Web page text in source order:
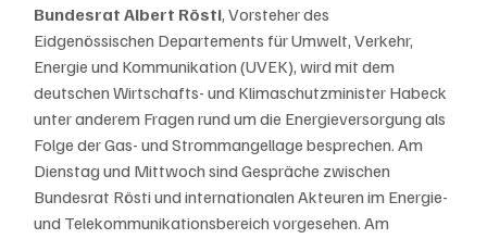
Bundesrat Albert Rösti, Vorsteher des
Eidgenössischen Departements für Umwelt, Verkehr,
Energie und Kommunikation (UVEK), wird mit dem
deutschen Wirtschafts- und Klimaschutzminister Habeck
unter anderem Fragen rund um die Energieversorgung als
Folge der Gas- und Strommangellage besprechen. Am
Dienstag und Mittwoch sind Gespräche zwischen
Bundesrat Rösti und internationalen Akteuren im Energie-
und Telekommunikationsbereich vorgesehen. Am